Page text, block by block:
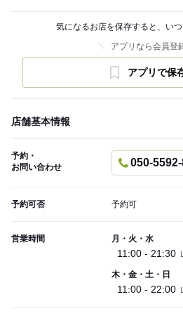
気になるお店を保存すると、いつ
アプリなら会員登
アプリで保
店舗基本情報
予約・
お問い合わせ
050-
予約可否 予約可
営業時間 月・火・水
11:00 - 21:30
木・金・土・日
11:00 - 22:00